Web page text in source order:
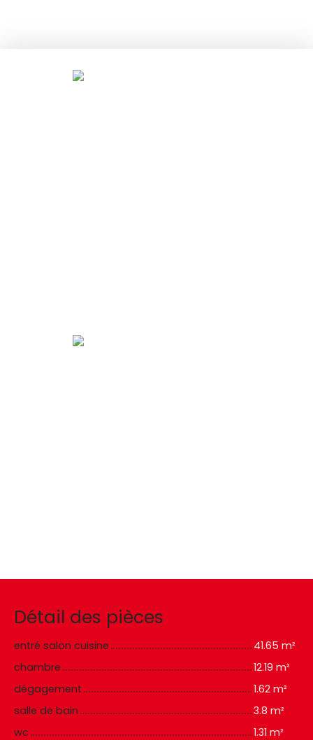
Détail des pièces
entré salon cuisine
41.65 m²
chambre
12.19 m²
dégagement
1.62 m²
salle de bain
3.8 m²
wc
1.31 m²